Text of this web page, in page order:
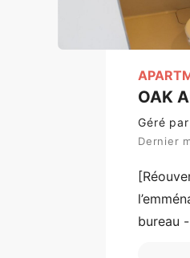
OAK
Géré
Dernier
bureau